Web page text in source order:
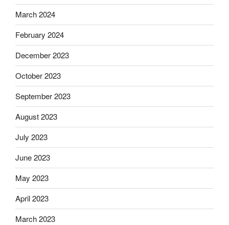
March 2024
February 2024
December 2023
October 2023
September 2023
August 2023
July 2023
June 2023
May 2023
April 2023
March 2023